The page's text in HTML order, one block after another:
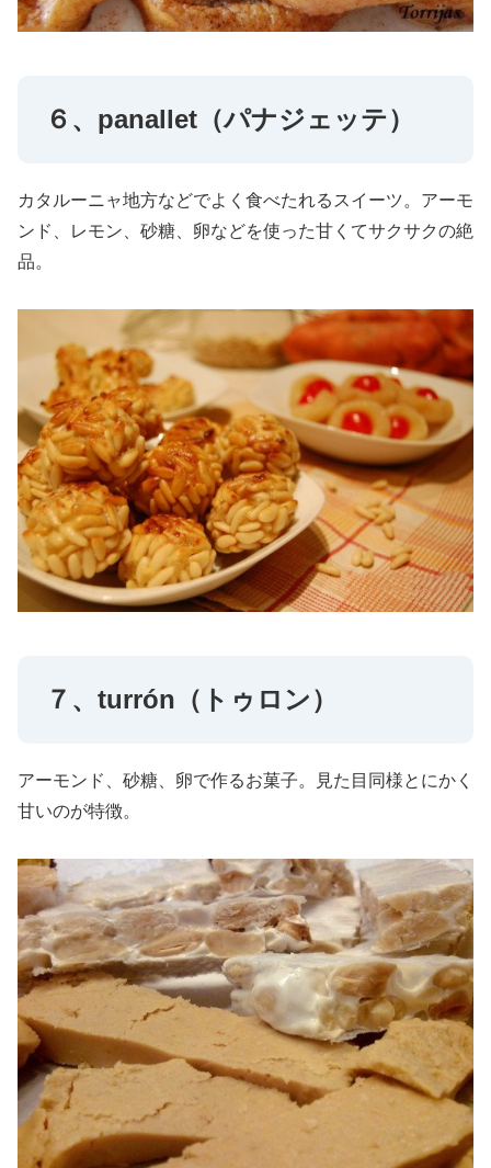
６、panallet（パナジェッテ）
カタルーニャ地方などでよく食べたれるスイーツ。アーモ
ンド、レモン、砂糖、卵などを使った甘くてサクサクの絶
品。
７、turrón（トゥロン）
アーモンド、砂糖、卵で作るお菓子。見た目同様とにかく
甘いのが特徴。